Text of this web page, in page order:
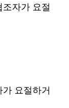
자가 요절
요절하거